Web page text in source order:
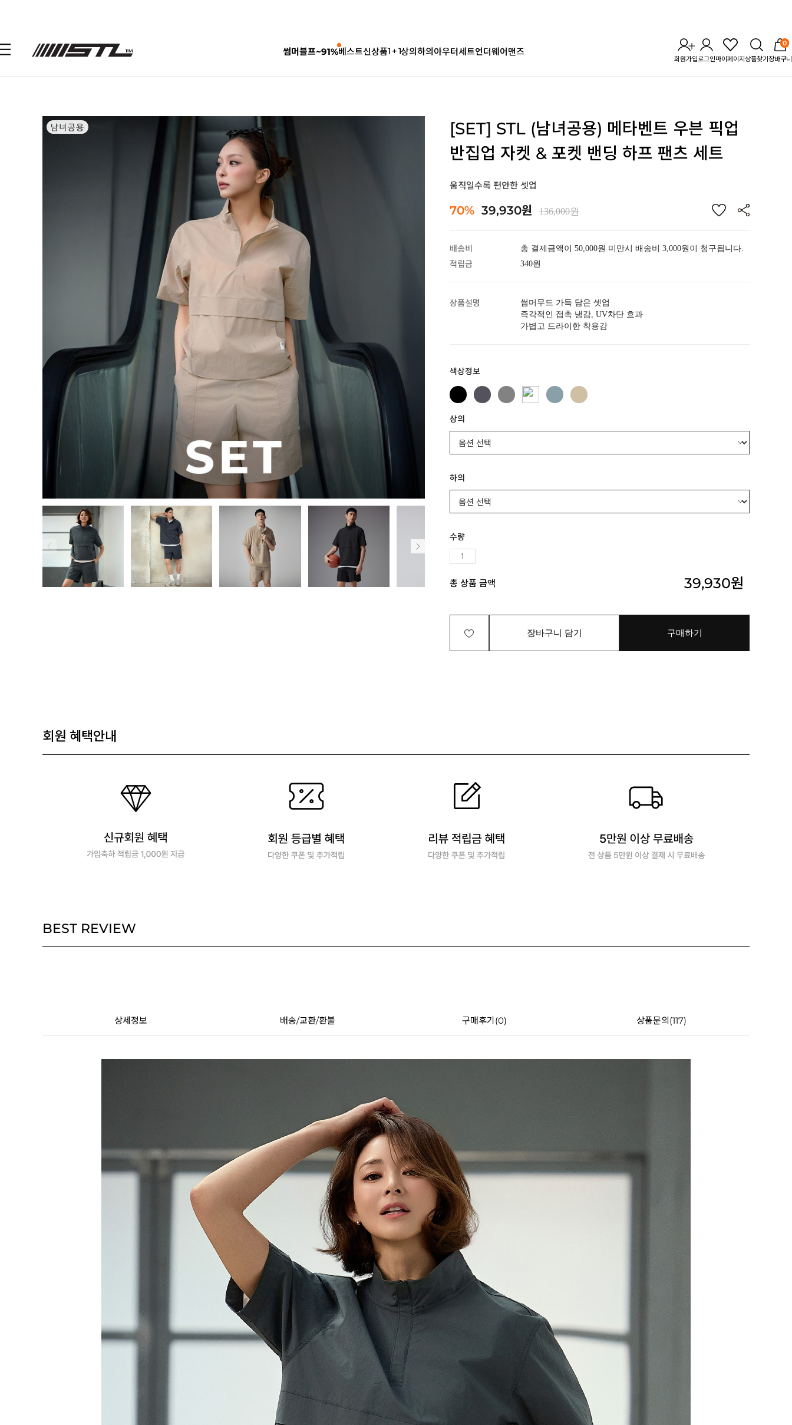
썸머블프~91%베스트신상품1 + 1상의하의아우터세트언더웨어맨즈
회원가입로그인마이페이지 상품찾기
0
장바구니
[SET] STL (남녀공용) 메타벤트 우븐 픽업
반집업 자켓 & 포켓 밴딩 하프 팬츠 세트
움직일수록 편안한 셋업
70% 39,930원 136,000원
배송비 총 결제금액이 50,000원 미만시 배송비 3,000원이 청구됩니다.
적립금 340원
상품설명
썸머무드 가득 담은 셋업
즉각적인 접촉 냉감, UV차단 효과
가볍고 드라이한 착용감
색상정보
상의
하의
수량
총 상품 금액 39,930원
장바구니 담기 구매하기
회원 혜택안내
BEST REVIEW
상세정보 배송/교환/환불 구매후기(0) 상품문의(117)